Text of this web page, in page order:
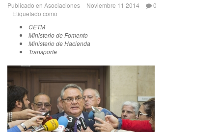
Publicado en Asociaciones Noviembre 11 2014
0
Etiquetado como
CETM
Ministerio de Fomento
Ministerio de Hacienda
Transporte